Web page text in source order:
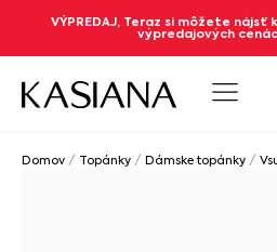
VÝPREDAJ, Teraz si môžete
výpredajových
Domov / Topánky / Dámske topánky /